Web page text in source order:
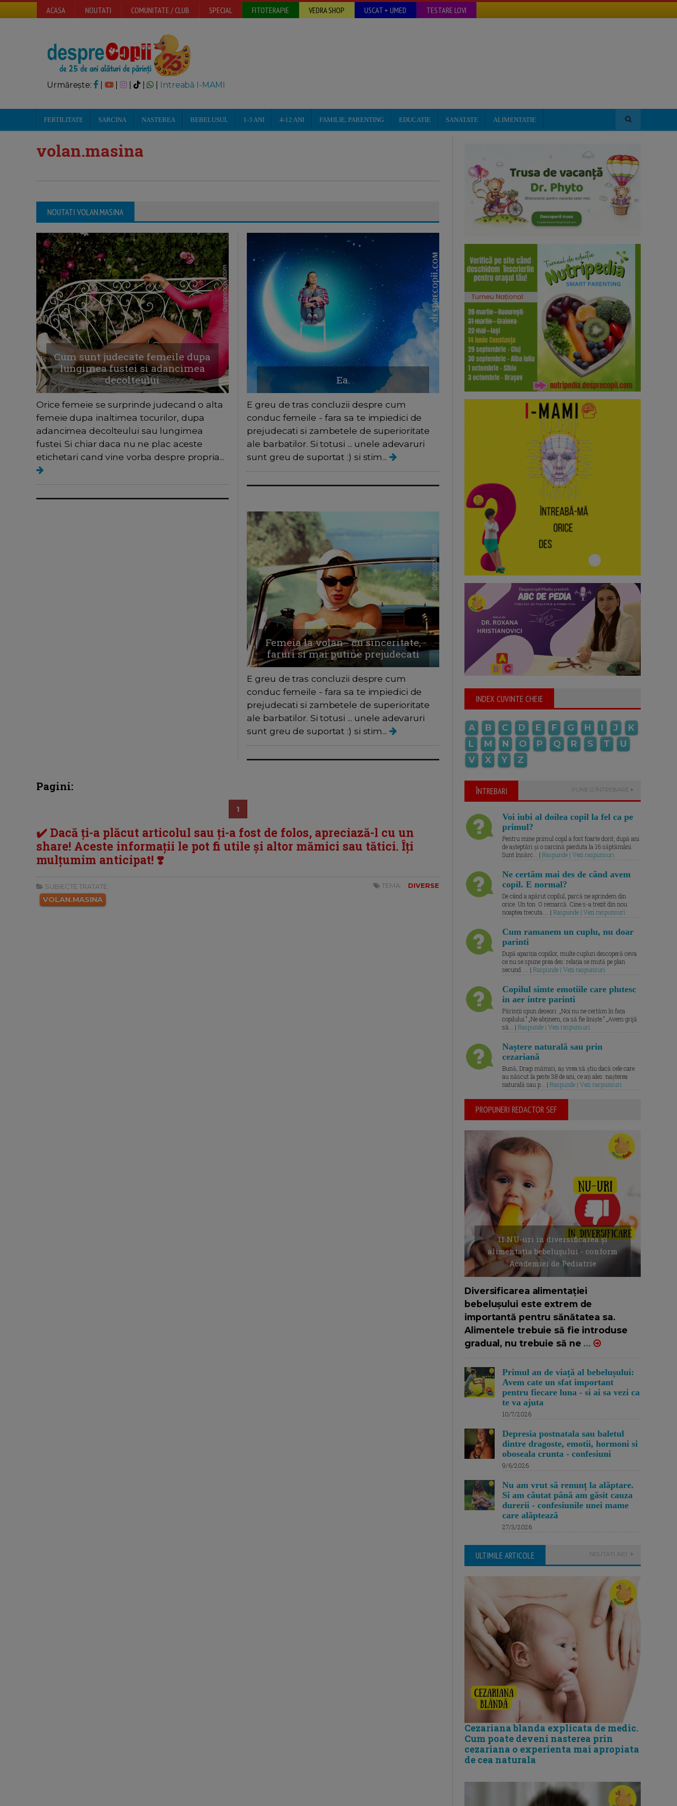
ACASA NOUTATI COMUNITATE / CLUB SPECIAL FITOTERAPIE VEDRA SHOP USCAT + UMED TESTARE LOVI
Urmărește: | | Intreabă I-MAMI
FERTILITATE SARCINA NASTEREA BEBELUSUL 1-3 ANI 4-12 ANI FAMILIE, PARENTING EDUCATIE SANATATE ALIMENTATIE
volan.masina
NOUTATI VOLAN.MASINA
Cum sunt judecate femeile dupa
lungimea fustei si adancimea
decolteului
Orice femeie se surprinde judecand o alta
femeie dupa inaltimea tocurilor, dupa
adancimea decolteului sau lungimea
fustei. Si chiar daca nu ne plac aceste
etichetari cand vine vorba despre propria...
Ea.
E greu de tras concluzii despre cum
conduc femeile - fara sa te impiedici de
prejudecati si zambetele de superioritate
ale barbatilor. Si totusi ... unele adevaruri
sunt greu de suportat :) si stim...
Femeia la volan - cu sinceritate,
faruri si mai putine prejudecati
E greu de tras concluzii despre cum
conduc femeile - fara sa te impiedici de
prejudecati si zambetele de superioritate
ale barbatilor. Si totusi ... unele adevaruri
sunt greu de suportat :) si stim...
Pagini:
1
✔️ Dacă ți-a plăcut articolul sau ți-a fost de folos, apreciază-l cu un
share! Aceste informații le pot fi utile și altor mămici sau tătici. Îți
mulțumim anticipat! ❣️
SUBIECTE TRATATE:
VOLAN.MASINA
TEMA: DIVERSE
INDEX CUVINTE CHEIE
A B C D E F G H I J
K
L
M N O P Q R S T
U
V
X Y Z
ÎNTREBARI PUNE O ÎNTREBARE
Voi iubi al doilea copil la fel ca pe
primul?
Pentru mine primul copil a fost foarte dorit, după ani
de așteptări și o sarcină pierduta la 16 săptămâni.
Sunt însărc... | Raspunde | Vezi raspunsuri
Ne certăm mai des de când avem
copil. E normal?
De când a apărut copilul, parcă ne aprindem din
orice. Un ton. O remarcă. Cine s-a trezit din nou
noaptea trecuta.... | Raspunde | Vezi raspunsuri
Cum ramanem un cuplu, nu doar
parinti
După apariția copiilor, multe cupluri descoperă ceva
ce nu se spune prea des: relația se mută pe plan
secund. ... | Raspunde | Vezi raspunsuri
Copilul simte emotiile care plutesc
in aer intre parinti
Părinții spun deseori: „Noi nu ne certăm în fața
copilului.” „Ne abținem, ca să fie liniște.” „Avem grijă
să... | Raspunde | Vezi raspunsuri
Naștere naturală sau prin
cezariană
Bună, Dragi mămici, aș vrea să știu dacă cele care
au născut la peste 38 de ani, ce ați ales: nașterea
naturală sau p... | Raspunde | Vezi raspunsuri
PROPUNERI REDACTOR SEF
11 NU-uri in diversificarea și
alimentația bebelușului - conform
Academiei de Pediatrie
Diversificarea alimentației
bebelușului este extrem de
importantă pentru sănătatea sa.
Alimentele trebuie să fie introduse
gradual, nu trebuie să ne ...
Primul an de viață al bebelușului:
Avem cate un sfat important
pentru fiecare luna - si ai sa vezi ca
te va ajuta
10/7/2026
Depresia postnatala sau baletul
dintre dragoste, emotii, hormoni si
oboseala crunta - confesiuni
9/6/2026
Nu am vrut să renunț la alăptare.
Si am căutat până am găsit cauza
durerii - confesiunile unei mame
care alăptează
27/3/2026
ULTIMILE ARTICOLE NOUTATI AICI
Cezariana blanda explicata de medic.
Cum poate deveni nasterea prin
cezariana o experienta mai apropiata
de cea naturala